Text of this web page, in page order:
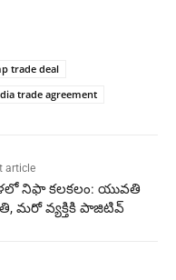
trade deal
trade agreement
article
నిఫా కలకలం: యువతి
మరో వ్యక్తికి పాజిటివ్